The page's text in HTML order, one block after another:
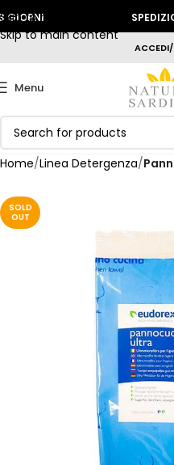
Skip to navigation
Skip to main content
Menu
Home Linea Detergenza
SOLD
OUT